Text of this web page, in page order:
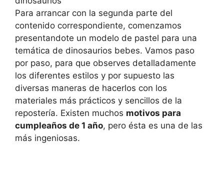
Para arrancar con la segunda parte del
contenido correspondiente, comenzamos
presentandote un modelo de pastel para una
temática de dinosaurios bebes. Vamos paso
por paso, para que observes detalladamente
los diferentes estilos y por supuesto las
diversas maneras de hacerlos con los
materiales más prácticos y sencillos de la
repostería. Existen muchos motivos para
cumpleaños de 1 año, pero ésta es una de las
más ingeniosas.